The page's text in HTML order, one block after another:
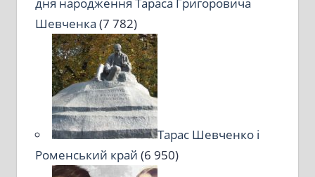
Шевченка (7 782)
Тарас Шевченко і
Роменський край (6 950)